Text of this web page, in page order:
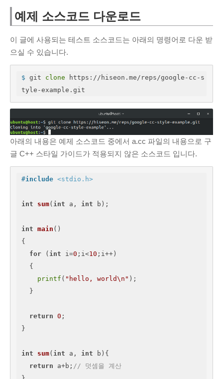
Tools
PDF 이미지 변환
SSL 인증서 확인 사이트
온라인 인증서 뷰어
예제 소스코드 다운로드
이 글에 사용되는 테스트 소스코드는 아래의 명령어로 다운 받
으실 수 있습니다.
$ git clone https://hiseon.me/reps/google-cc-s
tyle-example.git
아래의 내용은 예제 소스코드 중에서 a.cc 파일의 내용으로 구
글 C++ 스타일 가이드가 적용되지 않은 소스코드 입니다.
#include <stdio.h>
int sum( int a, int b) ;
int main ()
{
for ( int i=0 ;i<10 ;i++)
printf ( "hello, world\n" );
return 0 ;
}
int sum( int a, int b) {
return a+b; // 덧셈을 계산